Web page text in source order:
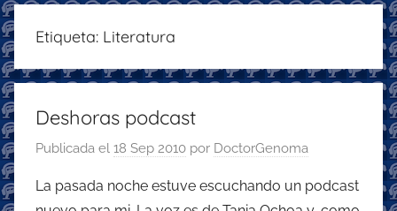
del
podcasting
recomendaciones
disfrutar
podcastfera
Etiqueta: Literatura
Deshoras podcast
Publicada el 18 Sep 2010 por DoctorGenoma
La pasada noche estuve escuchando un podcast